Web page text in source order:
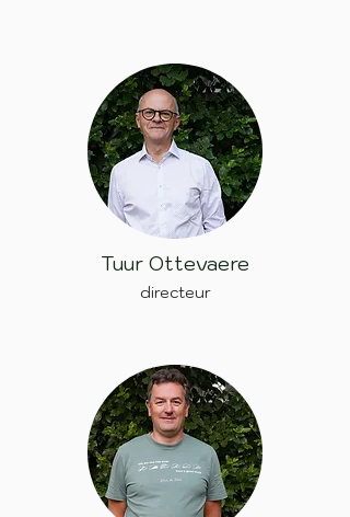
Tuur Ottevaere
directeur